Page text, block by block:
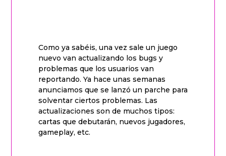
Como ya sabéis, una vez sale un juego
nuevo van actualizando los bugs y
problemas que los usuarios van
reportando. Ya hace unas semanas
anunciamos que se lanzó un parche para
solventar ciertos problemas. Las
actualizaciones son de muchos tipos:
cartas que debutarán, nuevos jugadores,
gameplay, etc.